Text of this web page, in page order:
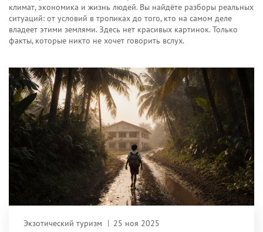
климат, экономика и жизнь людей. Вы найдёте разборы реальных
ситуаций: от условий в тропиках до того, кто на самом деле
владеет этими землями. Здесь нет красивых картинок. Только
факты, которые никто не хочет говорить вслух.
Экзотический туризм 25 ноя 2025